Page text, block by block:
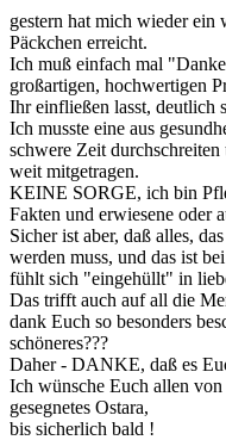
gestern hat mich wieder ein
Päckchen erreicht.
Ich muß einfach mal
großartigen, hochwertigen
Ihr einfließen lasst, deutlich
Ich musste eine aus
schwere Zeit
weit mitgetragen.
KEINE SORGE, ich bin
Fakten und erwiesene oder
Sicher ist aber, daß alles,
werden muss, und das ist
fühlt sich "eingehüllt" in
Das trifft auch auf all die
dank Euch so besonders
schöneres???
Daher - DANKE, daß es
Ich wünsche Euch allen
gesegnetes Ostara,
bis sicherlich bald !